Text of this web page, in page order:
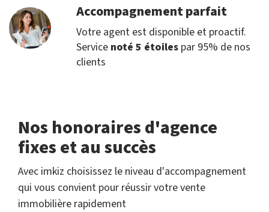
Accompagnement parfait
Votre agent est disponible et proactif.
Service noté 5 étoiles par 95% de nos
clients
Nos honoraires d'agence
fixes et au succès
Avec imkiz choisissez le niveau d'accompagnement
qui vous convient pour réussir votre vente
immobilière rapidement